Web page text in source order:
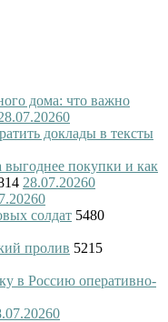
дома: что важно
0
доклады в тексты
выгоднее покупки и как
28.07.20260
0
солдат 5480
пролив 5215
в Россию оперативно-
0